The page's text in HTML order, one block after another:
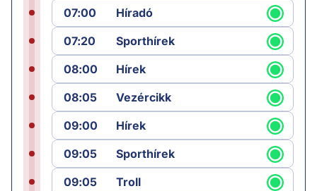
07:00
Híradó
07:20
Sporthírek
08:00
Hírek
08:05
Vezércikk
09:00
Hírek
09:05
Sporthírek
09:05
Troll